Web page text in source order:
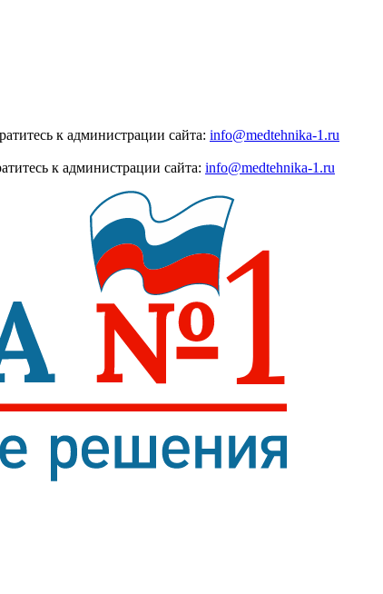
к администрации сайта: info@medtehnika-1.ru
к администрации сайта: info@medtehnika-1.ru